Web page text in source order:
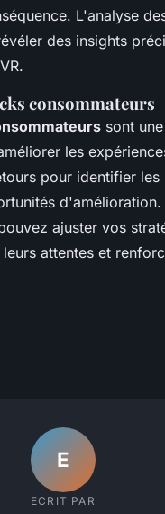
L'analyse
des insights
consommateurs
sont
les
pour identifier les
d'amélioration.
ajuster vos
attentes et
E
ECRIT PAR